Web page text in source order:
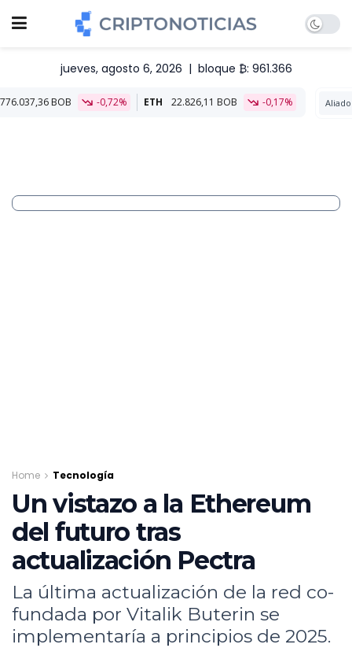
jueves, agosto 6, 2026 | bloque ₿: 961.366
ETH 22.826,11 BOB -0,17% Aliado
Home Tecnología
Un vistazo a la Ethereum
del futuro tras
actualización Pectra
La última actualización de la red co-
fundada por Vitalik Buterin se
implementaría a principios de 2025.